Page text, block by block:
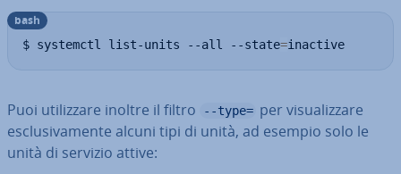
$ systemctl list-units --all --state=inactive
bash
Puoi uti­liz­za­re inoltre il filtro --type= per vi­sua­liz­za­re
esclu­si­va­men­te alcuni tipi di unità, ad esempio solo le
unità di servizio attive: